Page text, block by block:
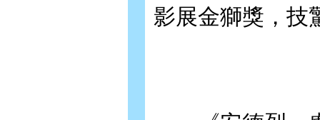
影展金獅獎，技